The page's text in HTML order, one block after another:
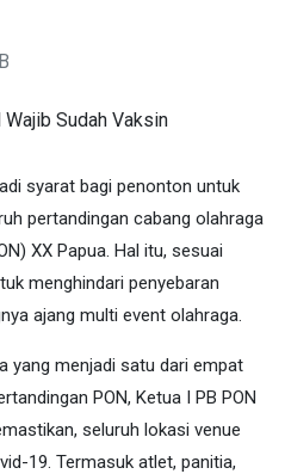
syarat bagi penonton untuk
pertandingan cabang olahraga
XX Papua. Hal itu, sesuai
menghindari penyebaran
ajang multi event olahraga.
yang menjadi satu dari empat
PON, Ketua I PB PON
seluruh lokasi venue
19. Termasuk atlet, panitia,